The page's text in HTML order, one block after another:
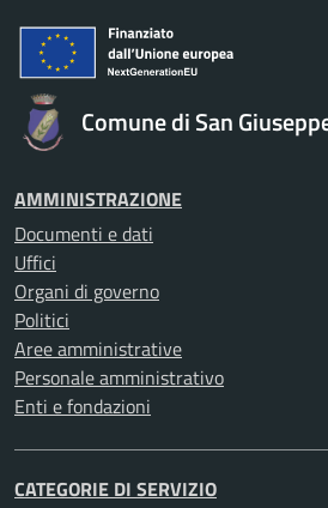
Comune di San
AMMINISTRAZIONE
Documenti e dati
Uffici
Organi di governo
Politici
Aree amministrative
Personale amministrativo
Enti e fondazioni
CATEGORIE DI SERVIZIO